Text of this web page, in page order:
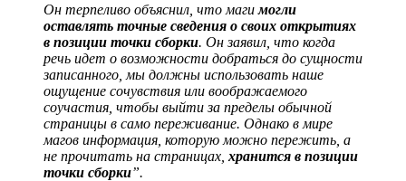
Он терпеливо объяснил, что магимогли
оставлять точные сведения о своих открытиях
в позиции точки сборки. Он заявил, что когда
речь идет о возможности добраться до сущности
записанного, мы должны использовать наше
ощущение сочувствия или воображаемого
соучастия, чтобы выйти за пределы обычной
страницы в само переживание. Однако в мире
магов информация, которую можно пережить, а
не прочитать на страницах, хранится в позиции
точки сборки”.